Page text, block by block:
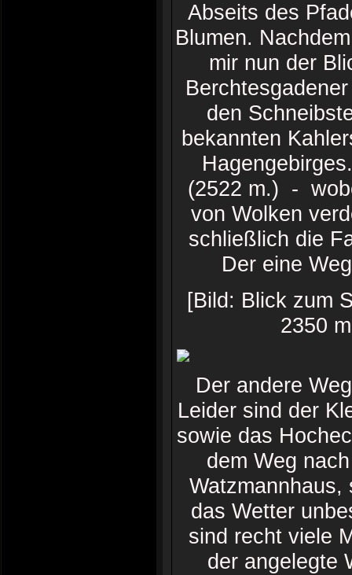
Abseits des
Blumen.
mir nun der
den
bekannten
(2522 m.) -
von Wolken
schließlich die
Der eine
[Bild: Blick zum
2350
Der andere
Leider sind der
sowie das
dem Weg
Watzmannhaus,
das Wetter
sind recht viele
der angelegte